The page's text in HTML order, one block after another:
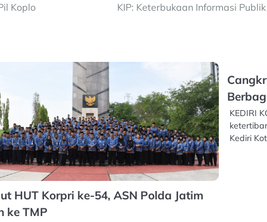
Koplo KIP: Keterbukaan Informasi
HUT Korpri ke-54, ASN Polda Jatim
ke TMP
KEDIRI
Kediri